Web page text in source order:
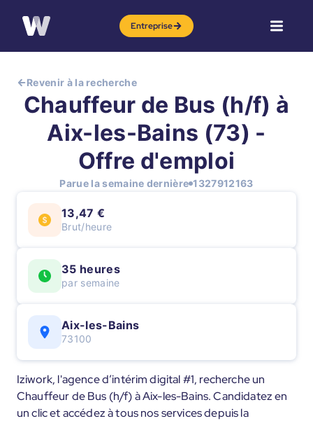
Entreprise
Revenir à la recherche
Chauffeur de Bus (h/f) à
Aix-les-Bains (73) -
Offre d'emploi
Parue la semaine dernière 1327912163
13,47 €
Brut/heure
35 heures
par semaine
Aix-les-Bains
73100
Iziwork, l'agence d’intérim digital #1, recherche un
Chauffeur de Bus (h/f) à Aix-les-Bains. Candidatez en
un clic et accédez à tous nos services depuis la